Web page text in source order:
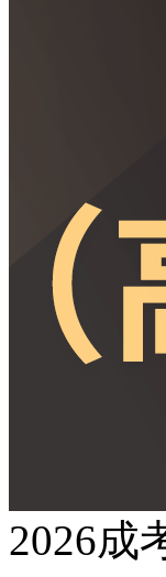
2026成